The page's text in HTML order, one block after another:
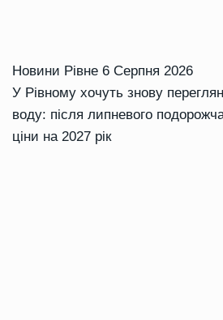
Новини Рівне 6 Серпня 2026
У Рівному хочуть знову
воду: після липневого
ціни на 2027 рік